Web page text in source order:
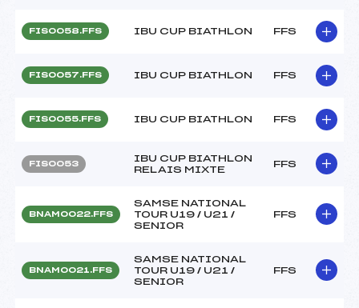
FIS0058.FFS IBU CUP BIATHLON FFS
FIS0057.FFS IBU CUP BIATHLON FFS
FIS0055.FFS IBU CUP BIATHLON FFS
FIS0053
IBU CUP BIATHLON
RELAIS MIXTE
FFS
BNAM0022.FFS
SAMSE NATIONAL
TOUR U19 / U21 /
SENIOR
FFS
BNAM0021.FFS
SAMSE NATIONAL
TOUR U19 / U21 /
SENIOR
FFS